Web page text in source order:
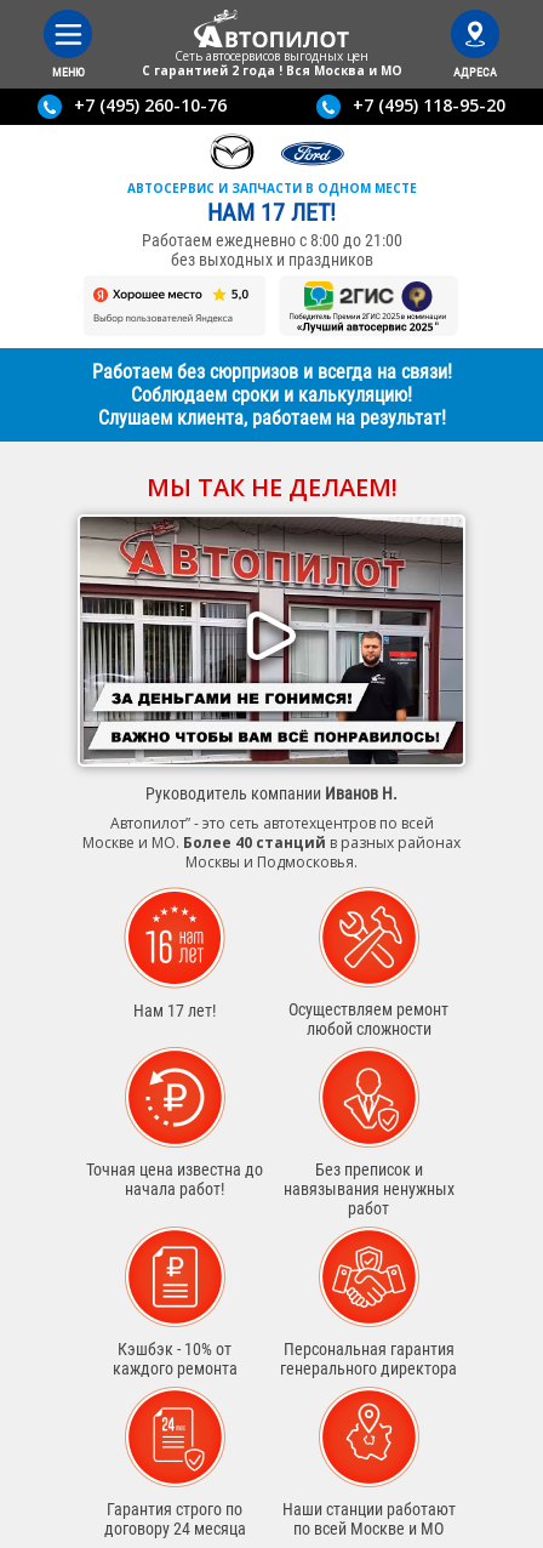
МЕНЮ
Сеть автосервисов выгодныx цен
С гарантией 2 года ! Вся Москва и МО
АДРЕСА
+7 (495) 260-10-76 +7 (495) 118-95-20
АВТОСЕРВИС И ЗАПЧАСТИ В ОДНОМ МЕСТЕ
НАМ 17 ЛЕТ!
Работаем ежедневно с 8:00 до 21:00
без выходных и праздников
Работаем без сюрпризов и всегда на связи!
Соблюдаем сроки и калькуляцию!
Слушаем клиента, работаем на результат!
МЫ ТАК НЕ ДЕЛАЕМ!
Руководитель компании Иванов Н.
Автопилот” - это сеть автотехцентров по всей
Москве и МО. Более 40 станций в разных районах
Москвы и Подмосковья.
Нам 17 лет!
Осуществляем ремонт
любой сложности
Точная цена известна до
начала работ!
Без преписок и
навязывания ненужных
работ
Кэшбэк - 10% от
каждого ремонта
Персональная гарантия
генерального директора
Гарантия строго по
договору 24 месяца
Наши станции работают
по всей Москве и МО